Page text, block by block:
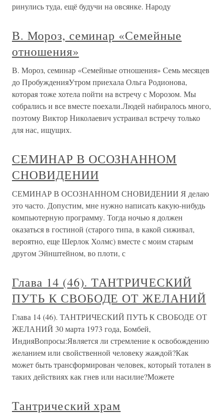
ринулись туда, ещё будучи на овсянке. Народу
В. Мороз, семинар «Семейные
отношения»
В. Мороз, семинар «Семейные отношения» Семь месяцев
до ПробужденияУтром приехала Ольга Родионова,
которая тоже хотела пойти на встречу с Морозом. Мы
собрались и все вместе поехали.Людей набиралось много,
поэтому Виктор Николаевич устраивал встречу только
для нас, ищущих.
СЕМИНАР В ОСОЗНАННОМ
СНОВИДЕНИИ
СЕМИНАР В ОСОЗНАННОМ СНОВИДЕНИИ Я делаю
это часто. Допустим, мне нужно написать какую-нибудь
компьютерную программу. Тогда ночью я должен
оказаться в гостиной (старого типа, в какой сиживал,
вероятно, еще Шерлок Холмс) вместе с моим старым
другом Эйнштейном, во плоти, с
Глава 14 (46). ТАНТРИЧЕСКИЙ
ПУТЬ К СВОБОДЕ ОТ ЖЕЛАНИЙ
Глава 14 (46). ТАНТРИЧЕСКИЙ ПУТЬ К СВОБОДЕ ОТ
ЖЕЛАНИЙ 30 марта 1973 года, Бомбей,
ИндияВопросы:Является ли стремление к освобождению
желанием или свойственной человеку жаждой?Как
может быть трансформирован человек, который тотален в
таких действиях как гнев или насилие?Можете
Тантрический храм